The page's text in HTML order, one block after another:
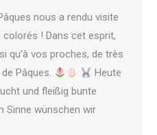
nous a rendu visite
! Dans cet esprit,
qu’à vos proches, de très
Pâques.
Heute
und fleißig bunte
Sinne wünschen wir